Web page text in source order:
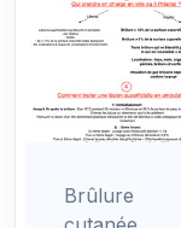
Brûlure